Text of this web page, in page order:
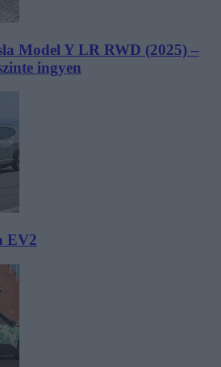
Model Y LR RWD (2025) –
ingyen
EV2